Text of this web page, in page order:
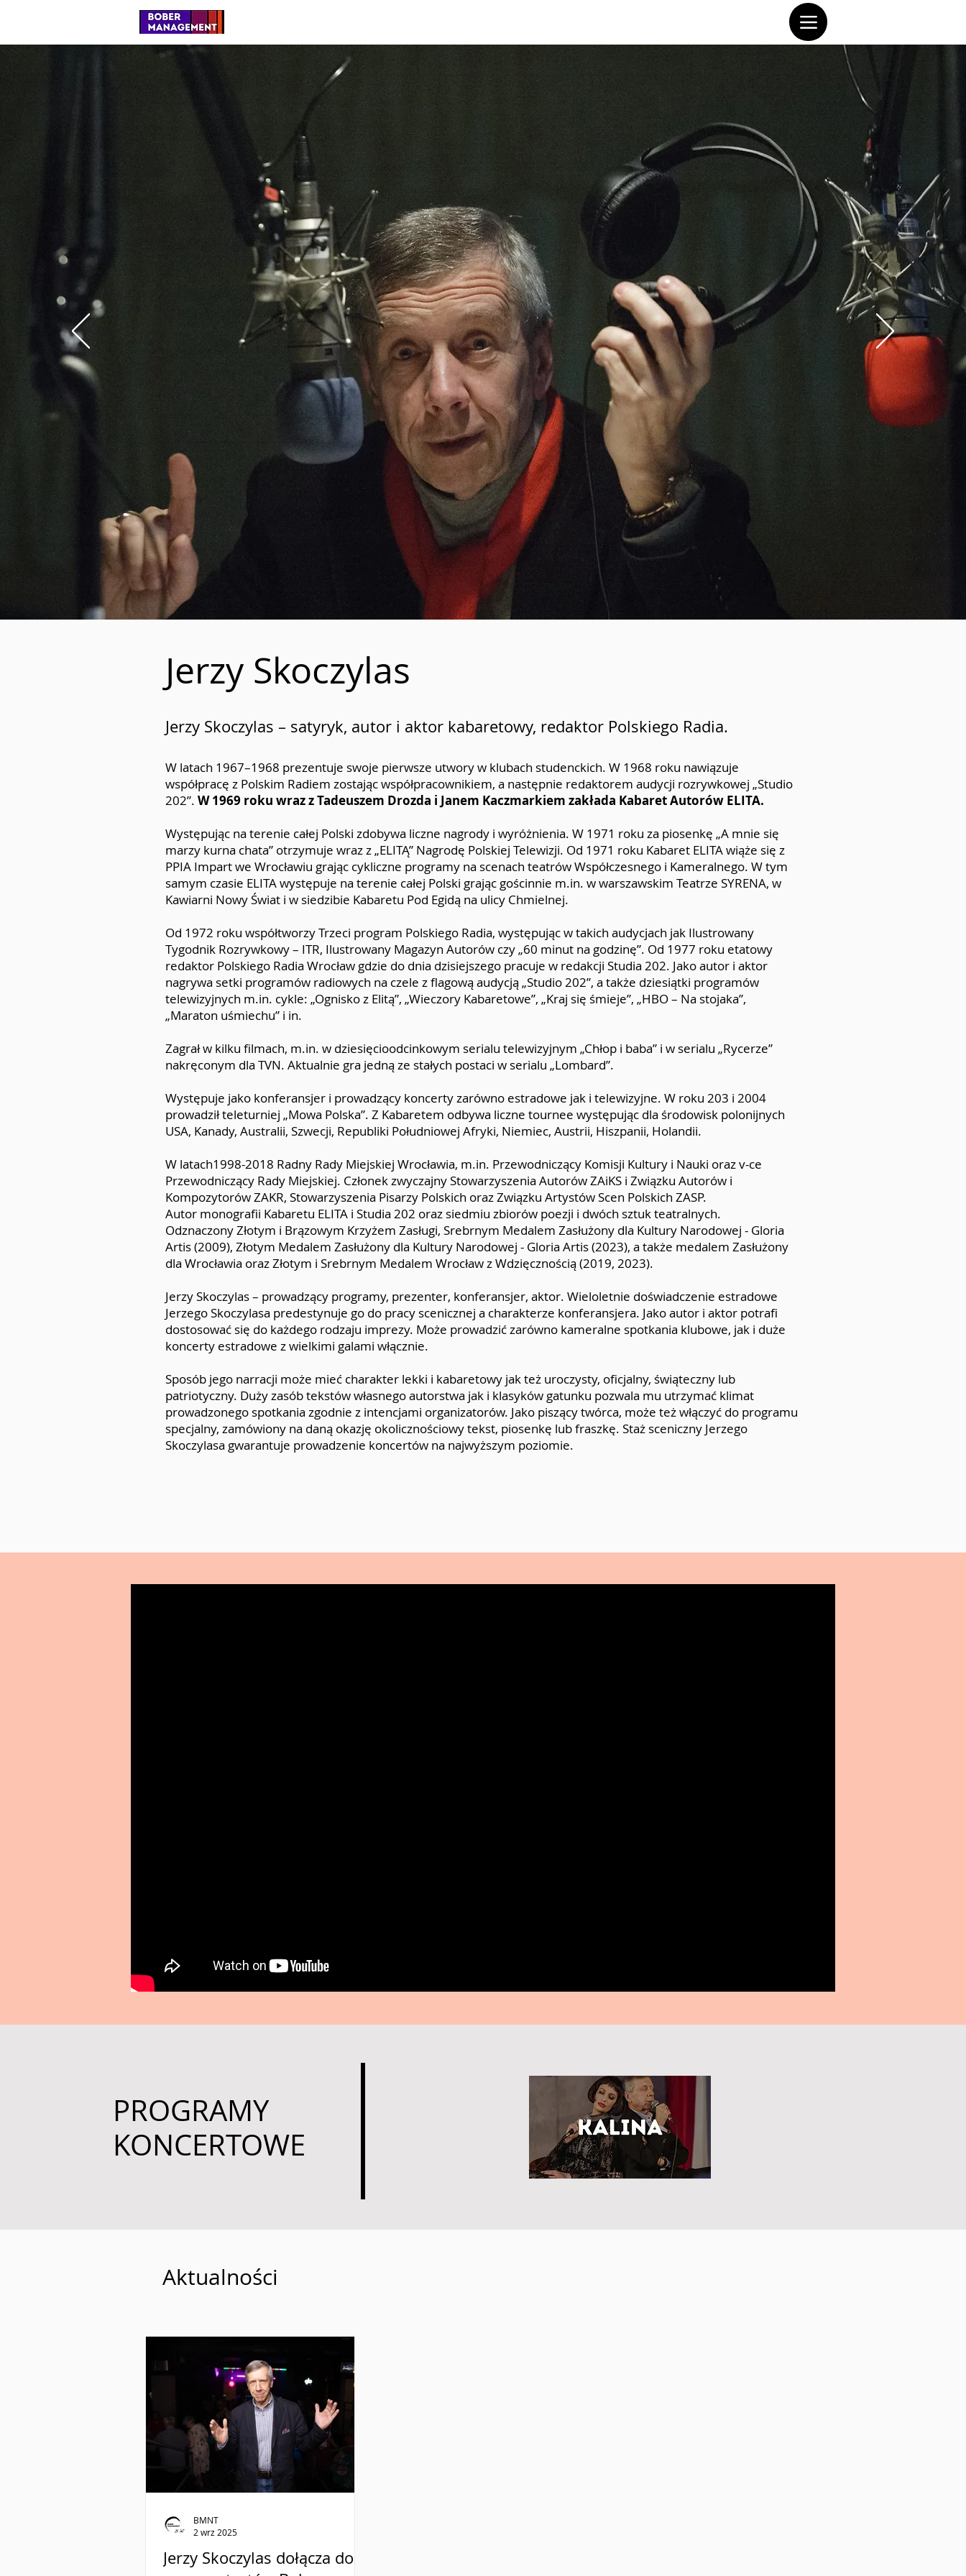
Jerzy Skoczylas
Jerzy Skoczylas – satyryk, autor i aktor kabaretowy, redaktor Polskiego Radia.
W latach 1967–1968 prezentuje swoje pierwsze utwory w klubach studenckich. W 1968 roku nawiązuje
współpracę z Polskim Radiem zostając współpracownikiem, a następnie redaktorem audycji rozrywkowej „Studio
202”. W 1969 roku wraz z Tadeuszem Drozda i Janem Kaczmarkiem zakłada Kabaret Autorów ELITA.
Występując na terenie całej Polski zdobywa liczne nagrody i wyróżnienia. W 1971 roku za piosenkę „A mnie się
marzy kurna chata” otrzymuje wraz z „ELITĄ” Nagrodę Polskiej Telewizji. Od 1971 roku Kabaret ELITA wiąże się z
PPIA Impart we Wrocławiu grając cykliczne programy na scenach teatrów Współczesnego i Kameralnego. W tym
samym czasie ELITA występuje na terenie całej Polski grając gościnnie m.in. w warszawskim Teatrze SYRENA, w
Kawiarni Nowy Świat i w siedzibie Kabaretu Pod Egidą na ulicy Chmielnej.
Od 1972 roku współtworzy Trzeci program Polskiego Radia, występując w takich audycjach jak Ilustrowany
Tygodnik Rozrywkowy – ITR, Ilustrowany Magazyn Autorów czy „60 minut na godzinę”. Od 1977 roku etatowy
redaktor Polskiego Radia Wrocław gdzie do dnia dzisiejszego pracuje w redakcji Studia 202. Jako autor i aktor
nagrywa setki programów radiowych na czele z flagową audycją „Studio 202”, a także dziesiątki programów
telewizyjnych m.in. cykle: „Ognisko z Elitą”, „Wieczory Kabaretowe”, „Kraj się śmieje”, „HBO – Na stojaka”,
„Maraton uśmiechu” i in.
Zagrał w kilku filmach, m.in. w dziesięcioodcinkowym serialu telewizyjnym „Chłop i baba” i w serialu „Rycerze”
nakręconym dla TVN. Aktualnie gra jedną ze stałych postaci w serialu „Lombard”.
Występuje jako konferansjer i prowadzący koncerty zarówno estradowe jak i telewizyjne. W roku 203 i 2004
prowadził teleturniej „Mowa Polska”. Z Kabaretem odbywa liczne tournee występując dla środowisk polonijnych
USA, Kanady, Australii, Szwecji, Republiki Południowej Afryki, Niemiec, Austrii, Hiszpanii, Holandii.
W latach1998-2018 Radny Rady Miejskiej Wrocławia, m.in. Przewodniczący Komisji Kultury i Nauki oraz v-ce
Przewodniczący Rady Miejskiej. Członek zwyczajny Stowarzyszenia Autorów ZAiKS i Związku Autorów i
Kompozytorów ZAKR, Stowarzyszenia Pisarzy Polskich oraz Związku Artystów Scen Polskich ZASP.
Autor monografii Kabaretu ELITA i Studia 202 oraz siedmiu zbiorów poezji i dwóch sztuk teatralnych.
Odznaczony Złotym i Brązowym Krzyżem Zasługi, Srebrnym Medalem Zasłużony dla Kultury Narodowej - Gloria
Artis (2009), Złotym Medalem Zasłużony dla Kultury Narodowej - Gloria Artis (2023), a także medalem Zasłużony
dla Wrocławia oraz Złotym i Srebrnym Medalem Wrocław z Wdzięcznością (2019, 2023).
Jerzy Skoczylas – prowadzący programy, prezenter, konferansjer, aktor. Wieloletnie doświadczenie estradowe
Jerzego Skoczylasa predestynuje go do pracy scenicznej a charakterze konferansjera. Jako autor i aktor potrafi
dostosować się do każdego rodzaju imprezy. Może prowadzić zarówno kameralne spotkania klubowe, jak i duże
koncerty estradowe z wielkimi galami włącznie.
Sposób jego narracji może mieć charakter lekki i kabaretowy jak też uroczysty, oficjalny, świąteczny lub
patriotyczny. Duży zasób tekstów własnego autorstwa jak i klasyków gatunku pozwala mu utrzymać klimat
prowadzonego spotkania zgodnie z intencjami organizatorów. Jako piszący twórca, może też włączyć do programu
specjalny, zamówiony na daną okazję okolicznościowy tekst, piosenkę lub fraszkę. Staż sceniczny Jerzego
Skoczylasa gwarantuje prowadzenie koncertów na najwyższym poziomie.
PROGRAMY
KONCERTOWE
Aktualności
Jerzy Skoczylas dołącza do
BMNT
2 wrz 2025